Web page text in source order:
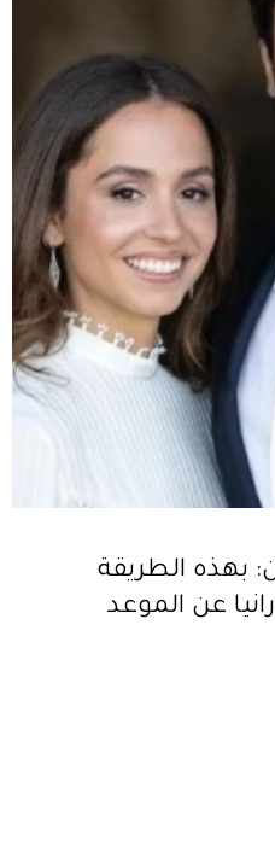
بهذه الطريقة
عن الموعد